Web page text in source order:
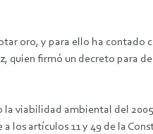
oro, y para ello ha contado
quien firmó un decreto para
viabilidad ambiental del
artículos 11 y 49 de la